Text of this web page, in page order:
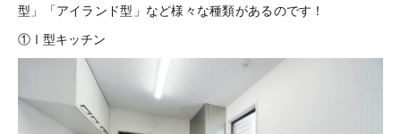
型」「アイランド型」など様々な種類があるのです！
①Ⅰ型キッチン